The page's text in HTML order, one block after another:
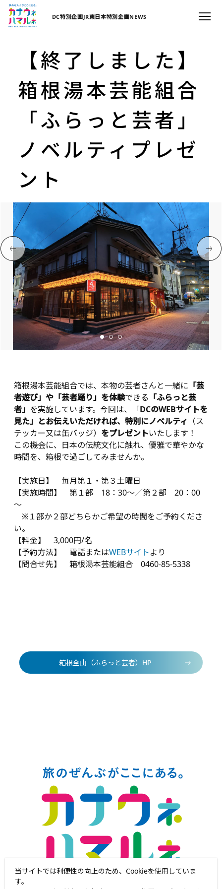
DC特別企画JR東日本特別企画NEWS
【終了しました】
箱根湯本芸能組合
「ふらっと芸者」
ノベルティプレゼ
ント
箱根湯本芸能組合では、本物の芸者さんと一緒に 「芸
者遊び」や「芸者踊り」を体験できる 「ふらっと芸
者」 を実施しています。今回は、「DCのWEBサイトを
見た」とお伝えいただければ、特別にノベルティ （ス
テッカー又は缶バッジ） をプレゼントいたします！
この機会に、日本の伝統文化に触れ、優雅で華やかな
時間を、箱根で過ごしてみませんか。
【実施日】 毎月第１・第３土曜日
【実施時間】 第１部 18：30～／第２部 20：00
～
※１部か２部どちらかご希望の時間をご予約くださ
い。
【料金】 3,000円/名
【予約方法】 電話またはWEBサイトより
【問合せ先】 箱根湯本芸能組合 0460-85-5338
箱根全山（ふらっと芸者）HP
当サイトでは利便性の向上のため、Cookieを使用していま
す。